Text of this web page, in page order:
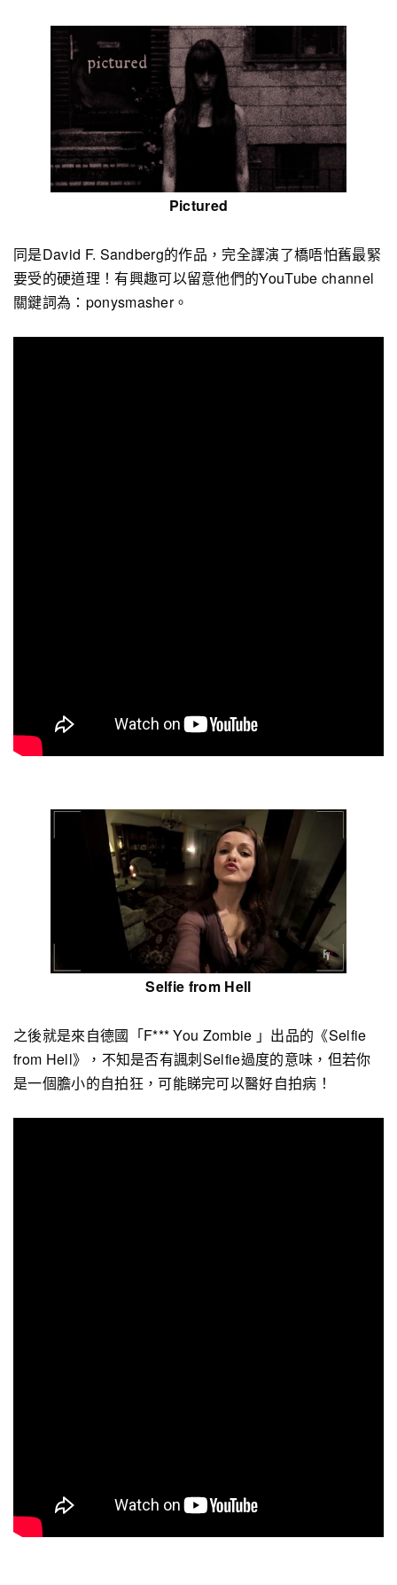
Pictured
同是David F. Sandberg的作品，完全譯演了橋唔怕舊最緊
要受的硬道理！有興趣可以留意他們的YouTube channel
關鍵詞為：ponysmasher。
Selfie from Hell
之後就是來自德國「F*** You Zombie 」出品的《Selfie
from Hell》，不知是否有諷刺Selfie過度的意味，但若你
是一個膽小的自拍狂，可能睇完可以醫好自拍病！